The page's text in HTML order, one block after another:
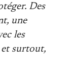
Des
une
les
et surtout,